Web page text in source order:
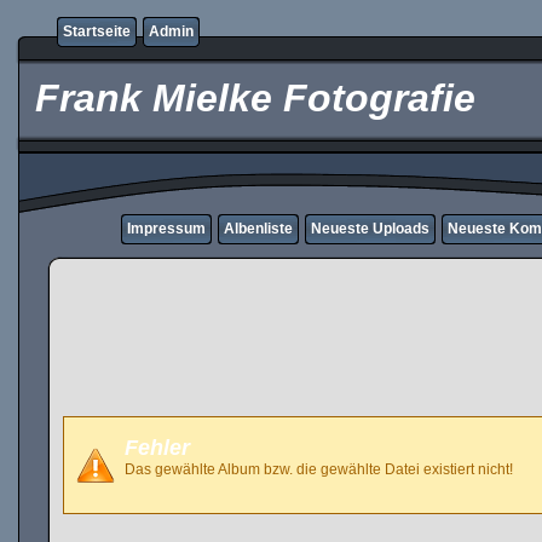
Startseite Admin
Frank Mielke Fotografie
Impressum Albenliste Neueste Uploads Neueste
Fehler
Das gewählte Album bzw. die gewählte Datei existiert nicht!